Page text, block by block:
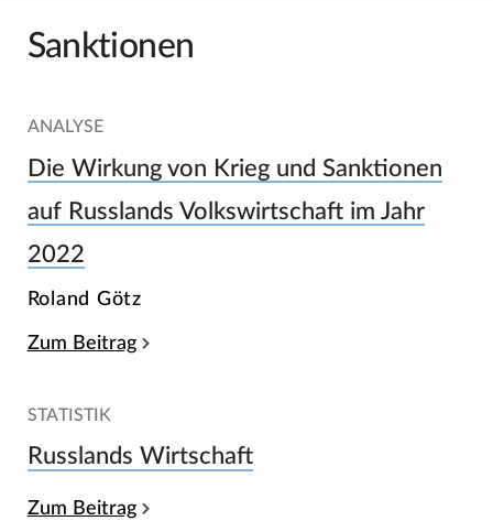
Sanktionen
ANALYSE
Die Wirkung von Krieg und Sanktionen
auf Russlands Volkswirtschaft im Jahr
2022
Roland Götz
Zum Beitrag
STATISTIK
Russlands Wirtschaft
Zum Beitrag